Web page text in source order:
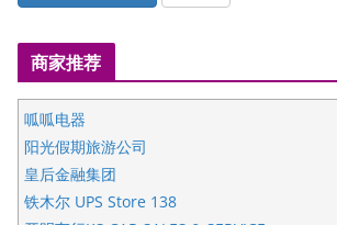
商家推荐
呱呱电器
阳光假期旅游公司
皇后金融集团
铁木尔 UPS Store 138